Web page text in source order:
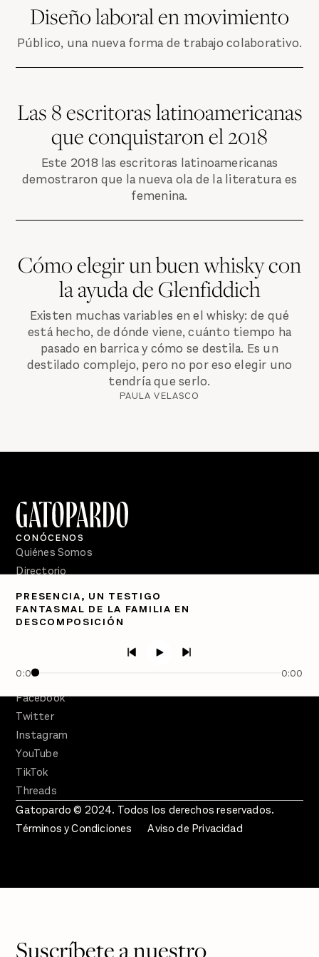
Diseño laboral en movimiento
Público, una nueva forma de trabajo colaborativo.
Las 8 escritoras latinoamericanas
que conquistaron el 2018
Este 2018 las escritoras latinoamericanas
demostraron que la nueva ola de la literatura es
femenina.
Cómo elegir un buen whisky con
la ayuda de Glenfiddich
Existen muchas variables en el whisky: de qué
está hecho, de dónde viene, cuánto tiempo ha
pasado en barrica y cómo se destila. Es un
destilado complejo, pero no por eso elegir uno
tendría que serlo.
PAULA VELASCO
PRESENCIA, UN TESTIGO
FANTASMAL DE LA FAMILIA EN
DESCOMPOSICIÓN
0:00 0:00
CONÓCENOS
Quiénes Somos
Directorio
PÓDCASTS
Semanario Gatopardo
Facebook
Twitter
Instagram
YouTube
TikTok
Threads
Gatopardo © 2024. Todos los derechos reservados.
Términos y Condiciones
Aviso de Privacidad
Suscríbete a nuestro